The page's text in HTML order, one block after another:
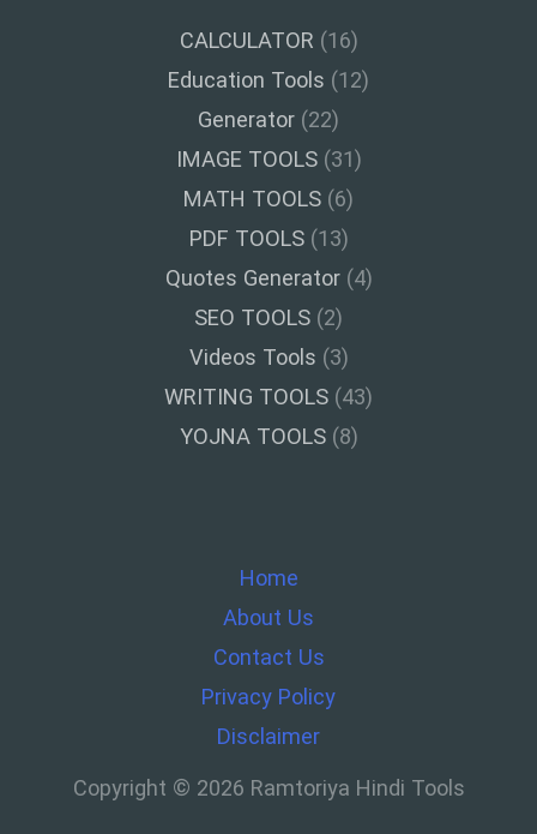
CALCULATOR (16)
Education Tools (12)
Generator (22)
IMAGE TOOLS(31)
MATH TOOLS (6)
PDF TOOLS(13)
Quotes Generator(4)
SEO TOOLS (2)
Videos Tools (3)
WRITING TOOLS (43)
YOJNA TOOLS(8)
Home
About Us
Contact Us
Privacy Policy
Disclaimer
Copyright © 2026 Ramtoriya Hindi Tools